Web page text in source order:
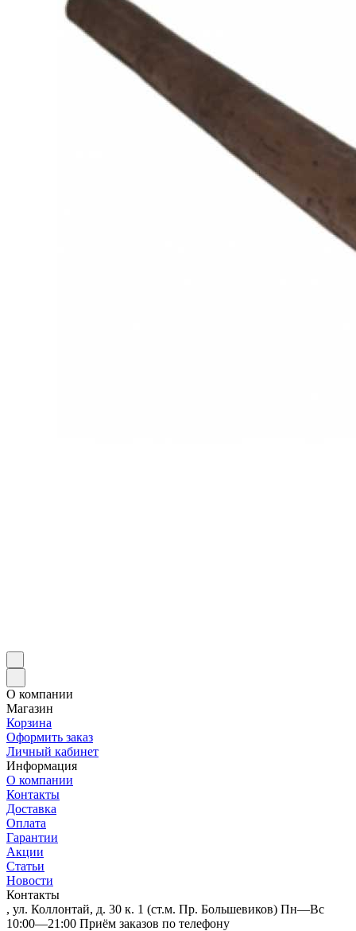
О компании
Магазин
Корзина
Оформить заказ
Личный кабинет
Информация
О компании
Контакты
Доставка
Оплата
Гарантии
Акции
Статьи
Новости
Контакты
, ул. Коллонтай, д. 30 к. 1 (ст.м. Пр. Большевиков) Пн—Вс
10:00—21:00 Приём заказов по телефону